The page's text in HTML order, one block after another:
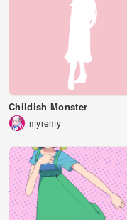
Childish Monster
myremy